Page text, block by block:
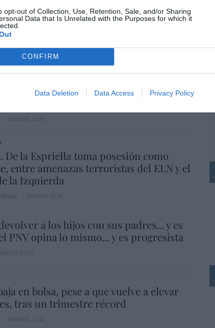
opt-out of Collection, Use, Retention, Sale, and/or Sharing
Data that Is Unrelated with the Purposes for which it
CONFIRM
Data Deletion Data Access Privacy Policy
que sus acciones están infravaloradas
recompras
06/08/26 17:11
el penúltimo fiasco del Gobierno
escaso en reputación e influencia
se conforma con ser la número dos
De la Espriella toma posesión como
entre amenazas terroristas del ELN y el
la Izquierda
a los hijos con sus padres... y es
PNV opina lo mismo... y es progresista
en bolsa, pese a que vuelve a elevar
tras un trimestre récord